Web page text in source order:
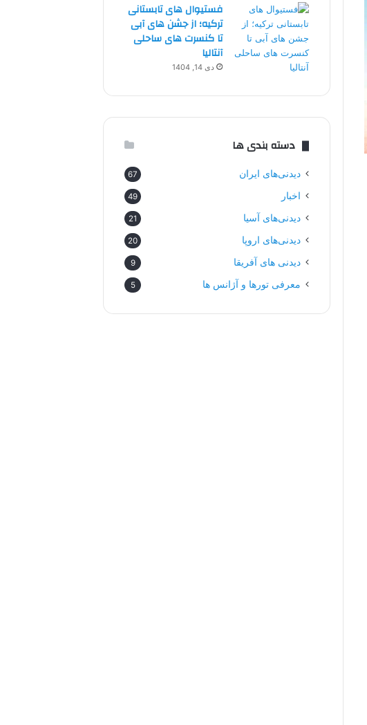
فستیوال های تابستانی
ترکیه؛ از جشن های آبی
تا کنسرت های ساحلی
آنتالیا
دی 14, 1404
دسته بندی ها
دیدنی‌های ایران 67
اخبار 49
دیدنی‌های آسیا 21
دیدنی‌های اروپا 20
دیدنی های آفریقا 9
معرفی تورها و آژانس ها 5